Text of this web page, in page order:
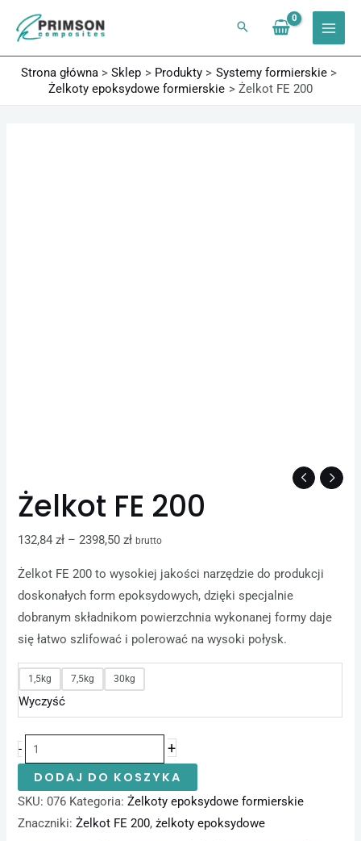
treści
Strona główna
Sklep Produkty
Systemy formierskie
Żelkoty epoksydowe formierskie
Żelkot FE 200
Żelkot FE 200
132,84zł – 2398,50zł brutto
Żelkot FE 200 to wysokiej jakości narzędzie do produkcji
doskonałych form epoksydowych, dzięki specjalnie
dobranym składnikom powierzchnia wykonanej formy daje
się łatwo szlifować i polerować na wysoki połysk.
1,5kg 7,5kg 30kg
Wyczyść
- +
DODAJ DO KOSZYKA
SKU:076 Kategoria:Żelkoty epoksydowe formierskie
Znaczniki:Żelkot FE 200,żelkoty epoksydowe